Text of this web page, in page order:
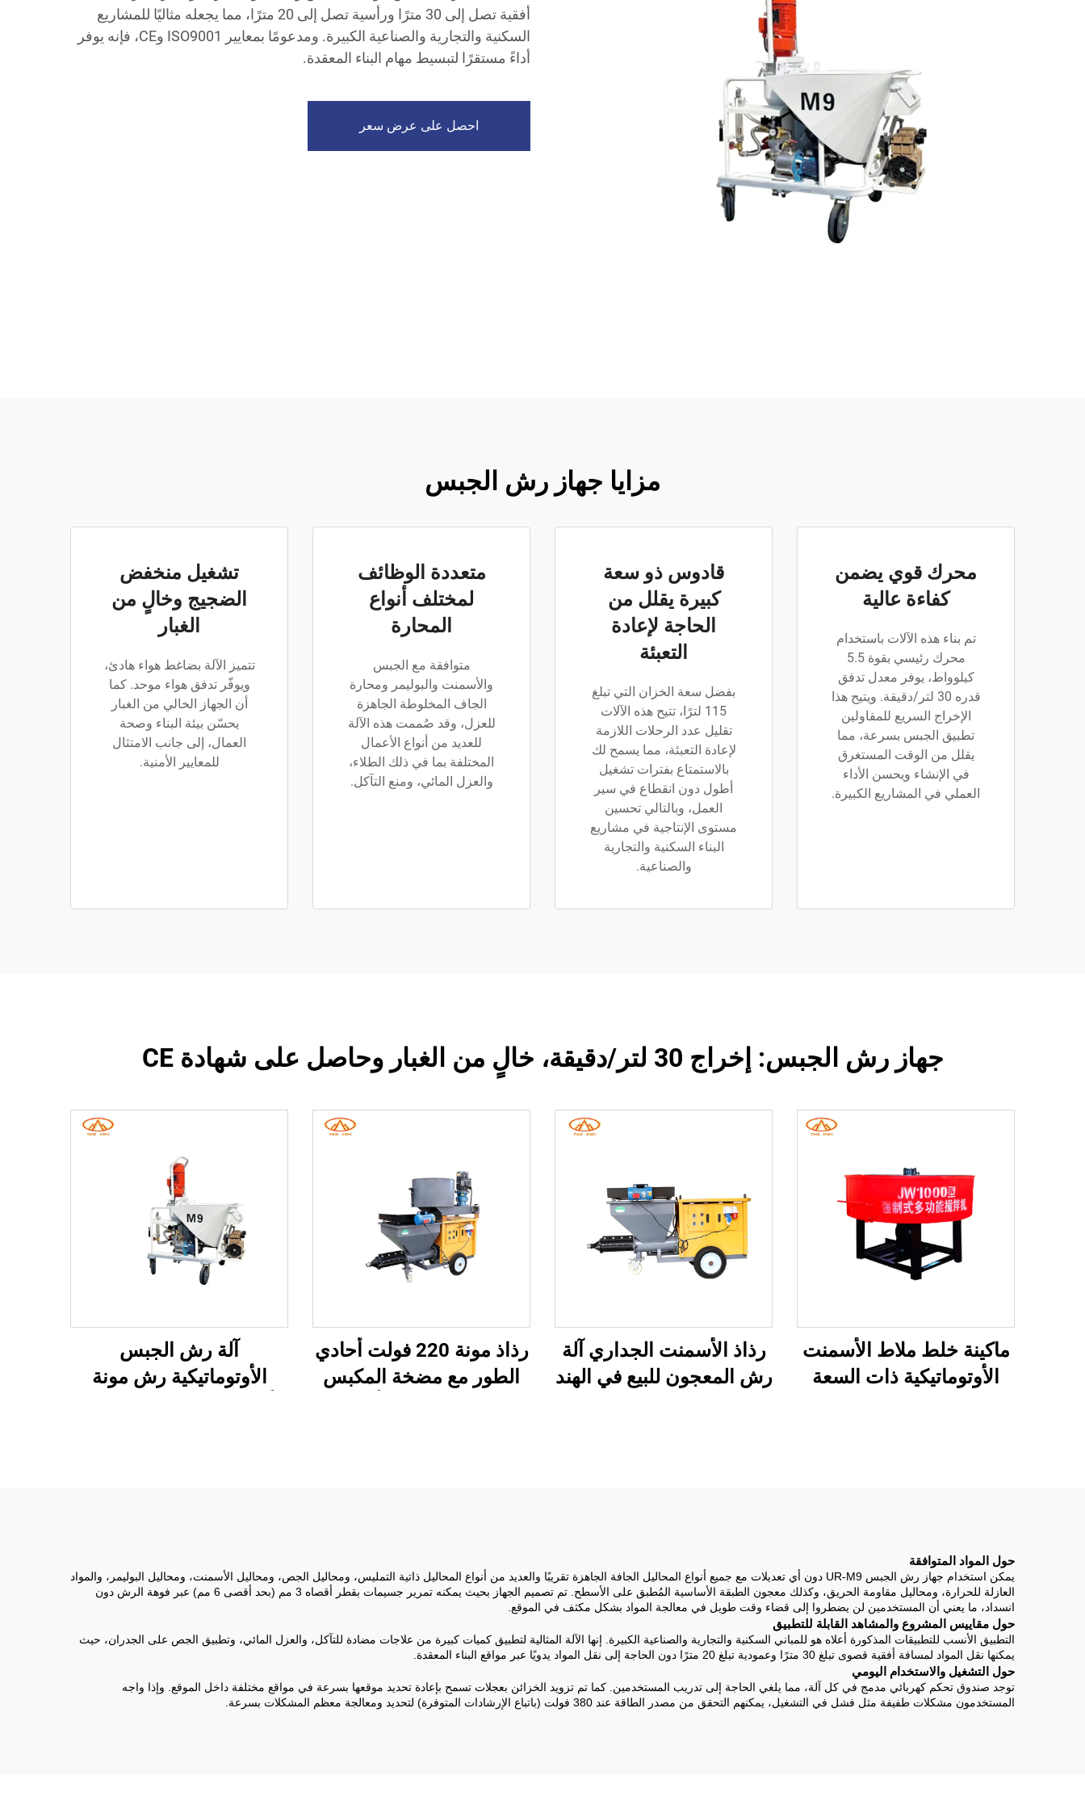
أفقية تصل إلى 30 مترًا ورأسية تصل إلى 20 مترًا، مما يجعله مثاليًا للمشاريع
السكنية والتجارية والصناعية الكبيرة. ومدعومًا بمعايير ISO9001 وCE، فإنه يوفر
أداءً مستقرًا لتبسيط مهام البناء المعقدة.
احصل على عرض سعر
مزايا جهاز رش الجبس
محرك قوي يضمن
كفاءة عالية
تم بناء هذه الآلات باستخدام
محرك رئيسي بقوة 5.5
كيلوواط، يوفر معدل تدفق
قدره 30 لتر/دقيقة. ويتيح هذا
الإخراج السريع للمقاولين
تطبيق الجبس بسرعة، مما
يقلل من الوقت المستغرق
في الإنشاء ويحسن الأداء
العملي في المشاريع الكبيرة.
قادوس ذو سعة
كبيرة يقلل من
الحاجة لإعادة
التعبئة
بفضل سعة الخزان التي تبلغ
115 لترًا، تتيح هذه الآلات
تقليل عدد الرحلات اللازمة
لإعادة التعبئة، مما يسمح لك
بالاستمتاع بفترات تشغيل
أطول دون انقطاع في سير
العمل، وبالتالي تحسين
مستوى الإنتاجية في مشاريع
البناء السكنية والتجارية
والصناعية.
متعددة الوظائف
لمختلف أنواع
المحارة
متوافقة مع الجبس
والأسمنت والبوليمر ومحارة
الجاف المخلوطة الجاهزة
للعزل، وقد صُممت هذه الآلة
للعديد من أنواع الأعمال
المختلفة بما في ذلك الطلاء،
والعزل المائي، ومنع التآكل.
تشغيل منخفض
الضجيج وخالٍ من
الغبار
تتميز الآلة بضاغط هواء هادئ،
ويوفّر تدفق هواء موحد. كما
أن الجهاز الخالي من الغبار
يحسّن بيئة البناء وصحة
العمال، إلى جانب الامتثال
للمعايير الأمنية.
جهاز رش الجبس: إخراج 30 لتر/دقيقة، خالٍ من الغبار وحاصل على شهادة CE
ماكينة خلط ملاط الأسمنت
الأوتوماتيكية ذات السعة
رذاذ الأسمنت الجداري آلة
رش المعجون للبيع في الهند
رذاذ مونة 220 فولت أحادي
الطور مع مضخة المكبس
آلة رش الجبس
الأوتوماتيكية رش مونة
حول المواد المتوافقة
يمكن استخدام جهاز رش الجبس UR-M9 دون أي تعديلات مع جميع أنواع المحاليل الجافة الجاهزة تقريبًا والعديد من أنواع المحاليل ذاتية التمليس، ومحاليل الجص، ومحاليل الأسمنت، ومحاليل البوليمر، والمواد
العازلة للحرارة، ومحاليل مقاومة الحريق، وكذلك معجون الطبقة الأساسية المُطبق على الأسطح. تم تصميم الجهاز بحيث يمكنه تمرير جسيمات بقطر أقصاه 3 مم (بحد أقصى 6 مم) عبر فوهة الرش دون
انسداد، ما يعني أن المستخدمين لن يضطروا إلى قضاء وقت طويل في معالجة المواد بشكل مكثف في الموقع.
حول مقاييس المشروع والمشاهد القابلة للتطبيق
التطبيق الأنسب للتطبيقات المذكورة أعلاه هو للمباني السكنية والتجارية والصناعية الكبيرة. إنها الآلة المثالية لتطبيق كميات كبيرة من علاجات مضادة للتآكل، والعزل المائي، وتطبيق الجص على الجدران، حيث
يمكنها نقل المواد لمسافة أفقية قصوى تبلغ 30 مترًا وعمودية تبلغ 20 مترًا دون الحاجة إلى نقل المواد يدويًا عبر مواقع البناء المعقدة.
حول التشغيل والاستخدام اليومي
توجد صندوق تحكم كهربائي مدمج في كل آلة، مما يلغي الحاجة إلى تدريب المستخدمين. كما تم تزويد الخزائن بعجلات تسمح بإعادة تحديد موقعها بسرعة في مواقع مختلفة داخل الموقع. وإذا واجه
المستخدمون مشكلات طفيفة مثل فشل في التشغيل، يمكنهم التحقق من مصدر الطاقة عند 380 فولت (باتباع الإرشادات المتوفرة) لتحديد ومعالجة معظم المشكلات بسرعة.